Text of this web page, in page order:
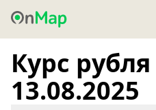
Курс
13.08.2025